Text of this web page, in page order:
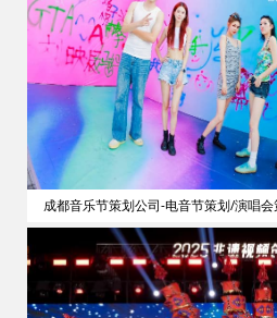
成都音乐节策划公司-电音节策划/演唱
明星艺人网红